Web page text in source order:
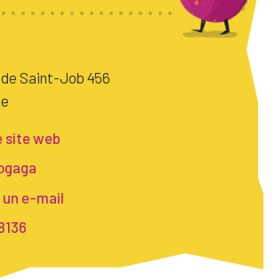
une activité
pro
Libre
Saint-Job 456
site web
un e-mail